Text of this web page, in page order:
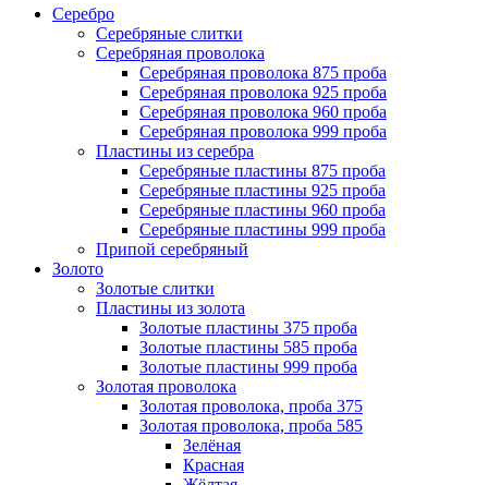
Серебро
Серебряные слитки
Серебряная проволока
Серебряная проволока 875 проба
Серебряная проволока 925 проба
Серебряная проволока 960 проба
Серебряная проволока 999 проба
Пластины из серебра
Серебряные пластины 875 проба
Серебряные пластины 925 проба
Серебряные пластины 960 проба
Серебряные пластины 999 проба
Припой серебряный
Золото
Золотые слитки
Пластины из золота
Золотые пластины 375 проба
Золотые пластины 585 проба
Золотые пластины 999 проба
Золотая проволока
Золотая проволока, проба 375
Золотая проволока, проба 585
Зелёная
Красная